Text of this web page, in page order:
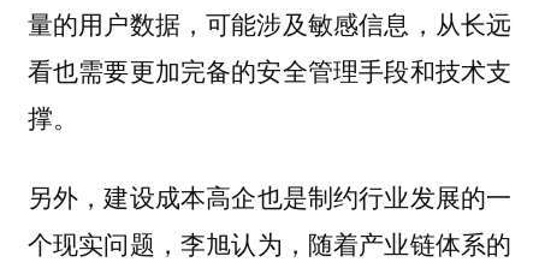
量的用户数据，可能涉及敏感信息，从长远
看也需要更加完备的安全管理手段和技术支
撑。
另外，建设成本高企也是制约行业发展的一
个现实问题， 李旭认为，随着产业链体系的